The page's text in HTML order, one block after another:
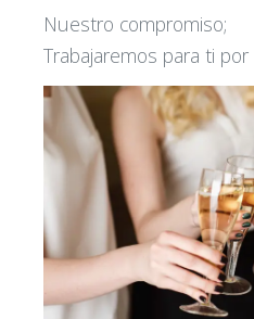
Nuestro compromiso;
Trabajaremos para ti